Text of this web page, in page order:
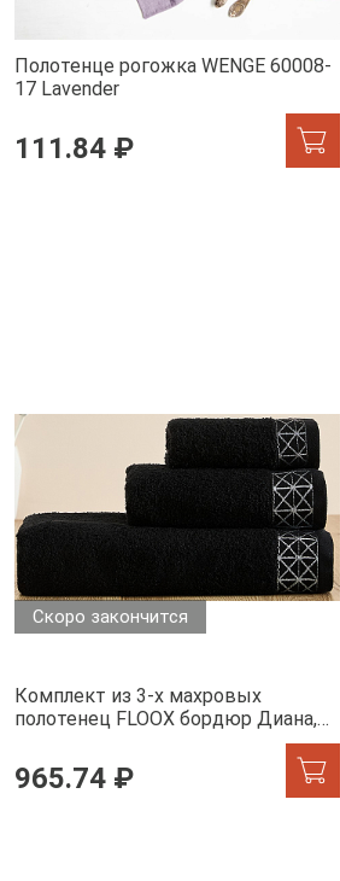
Полотенце рогожка WENGE 60008-
17 Lavender
111.84 ₽
Скоро закончится
Комплект из 3-х махровых
полотенец FLOOX бордюр Диана,
965.74 ₽